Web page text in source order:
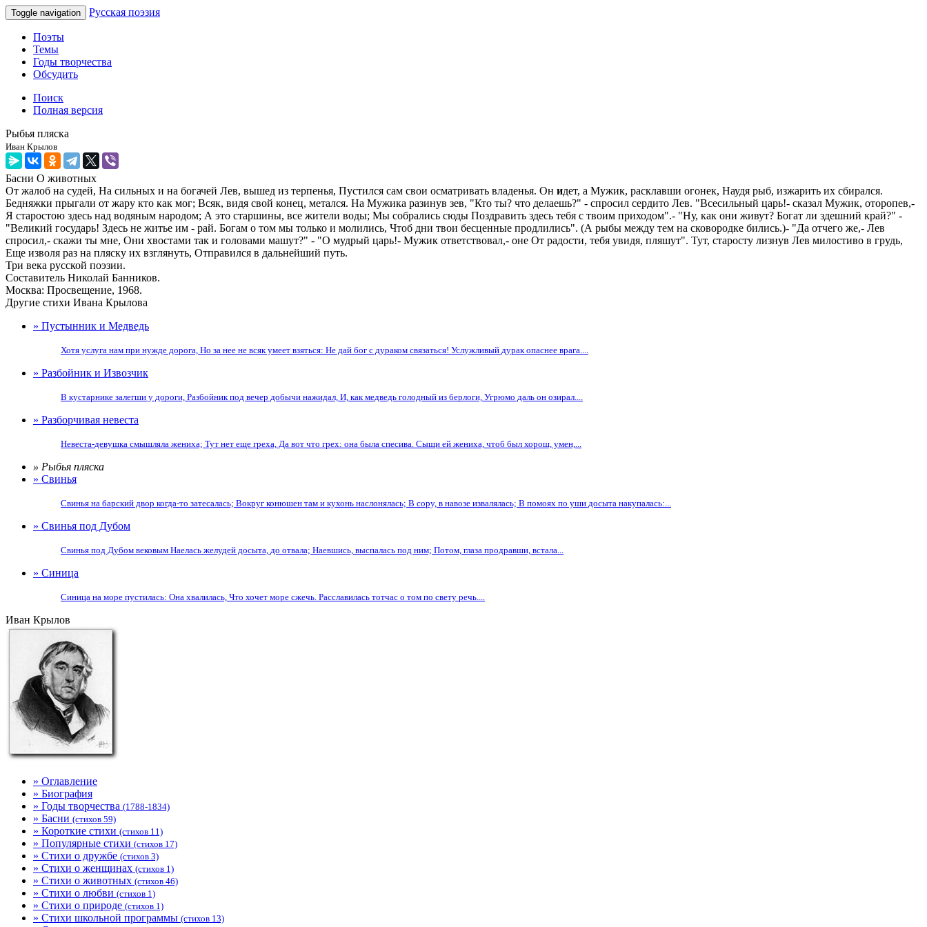
Toggle navigation Русская поэзия
Поэты
Темы
Годы творчества
Обсудить
Поиск
Полная версия
Рыбья пляска
Иван Крылов
Басни О животных
От жалоб на судей, На сильных и на богачей Лев, вышед из терпенья, Пустился сам свои осматривать владенья. Он идет, а Мужик, расклавши огонек, Наудя рыб, изжарить их сбирался.
Бедняжки прыгали от жару кто как мог; Всяк, видя свой конец, метался. На Мужика разинув зев, "Кто ты? что делаешь?" - спросил сердито Лев. "Всесильный царь!- сказал Мужик, оторопев,-
Я старостою здесь над водяным народом; А это старшины, все жители воды; Мы собрались сюды Поздравить здесь тебя с твоим приходом".- "Ну, как они живут? Богат ли здешний край?" -
"Великий государь! Здесь не житье им - рай. Богам о том мы только и молились, Чтоб дни твои бесценные продлились". (А рыбы между тем на сковородке бились.)- "Да отчего же,- Лев
спросил,- скажи ты мне, Они хвостами так и головами машут?" - "О мудрый царь!- Мужик ответствовал,- оне От радости, тебя увидя, пляшут". Тут, старосту лизнув Лев милостиво в грудь,
Еще изволя раз на пляску их взглянуть, Отправился в дальнейший путь.
Три века русской поэзии.
Составитель Николай Банников.
Москва: Просвещение, 1968.
Другие стихи Ивана Крылова
» Пустынник и Медведь
Хотя услуга нам при нужде дорога, Но за нее не всяк умеет взяться: Не дай бог с дураком связаться! Услужливый дурак опаснее врага....
» Разбойник и Извозчик
В кустарнике залегши у дороги, Разбойник под вечер добычи нажидал, И, как медведь голодный из берлоги, Угрюмо даль он озирал....
» Разборчивая невеста
Невеста-девушка смышляла жениха; Тут нет еще греха, Да вот что грех: она была спесива. Сыщи ей жениха, чтоб был хорош, умен,...
» Рыбья пляска
» Свинья
Свинья на барский двор когда-то затесалась; Вокруг конюшен там и кухонь наслонялась; В сору, в навозе извалялась; В помоях по уши досыта накупалась:...
» Свинья под Дубом
Свинья под Дубом вековым Наелась желудей досыта, до отвала; Наевшись, выспалась под ним; Потом, глаза продравши, встала...
» Синица
Синица на море пустилась: Она хвалилась, Что хочет море сжечь. Расславилась тотчас о том по свету речь....
Иван Крылов
» Оглавление
» Биография
» Годы творчества (1788-1834)
» Басни (стихов 59)
» Короткие стихи (стихов 11)
» Популярные стихи (стихов 17)
» Стихи о дружбе (стихов 3)
» Стихи о женщинах (стихов 1)
» Стихи о животных (стихов 46)
» Стихи о любви (стихов 1)
» Стихи о природе (стихов 1)
» Стихи школьной программы (стихов 13)